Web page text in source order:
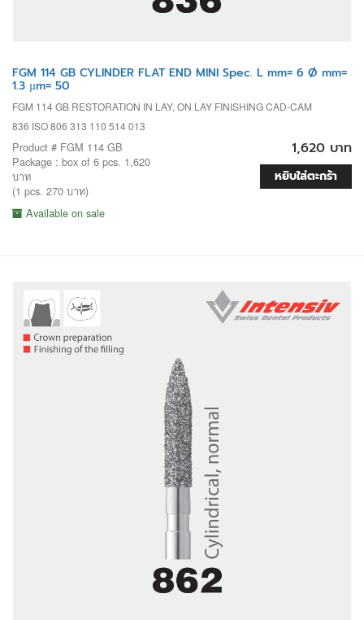
FGM 114 GB CYLINDER FLAT END MINI Spec. L mm= 6 Ø mm=
1.3 µm= 50
FGM 114 GB RESTORATION IN LAY, ON LAY FINISHING CAD-CAM
836 ISO 806 313 110 514 013
Product # FGM 114 GB
Package : box of 6 pcs. 1,620
บาท
(1 pcs. 270 บาท)
Available on sale
1,620 บาท
หยิบใส่ตะกร้า